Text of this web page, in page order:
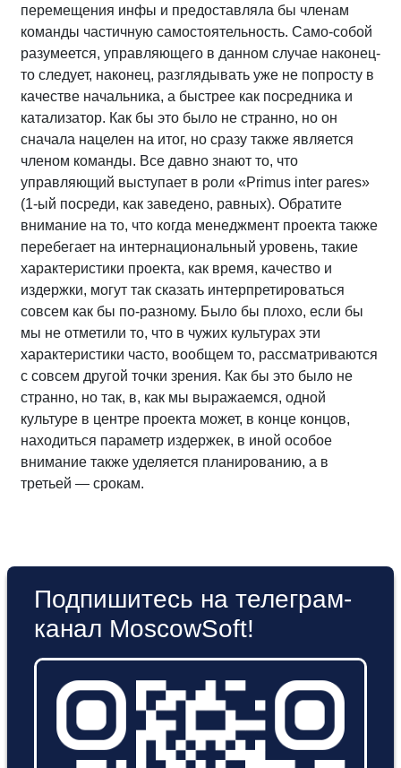
перемещения инфы и предоставляла бы членам
команды частичную самостоятельность. Само-собой
разумеется, управляющего в данном случае наконец-
то следует, наконец, разглядывать уже не попросту в
качестве начальника, а быстрее как посредника и
катализатор. Как бы это было не странно, но он
сначала нацелен на итог, но сразу также является
членом команды. Все давно знают то, что
управляющий выступает в роли «Primus inter pares»
(1-ый посреди, как заведено, равных). Обратите
внимание на то, что когда менеджмент проекта также
перебегает на интернациональный уровень, такие
характеристики проекта, как время, качество и
издержки, могут так сказать интерпретироваться
совсем как бы по-разному. Было бы плохо, если бы
мы не отметили то, что в чужих культурах эти
характеристики часто, вообщем то, рассматриваются
с совсем другой точки зрения. Как бы это было не
странно, но так, в, как мы выражаемся, одной
культуре в центре проекта может, в конце концов,
находиться параметр издержек, в иной особое
внимание также уделяется планированию, а в
третьей — срокам.
Подпишитесь на телеграм-
канал MoscowSoft!